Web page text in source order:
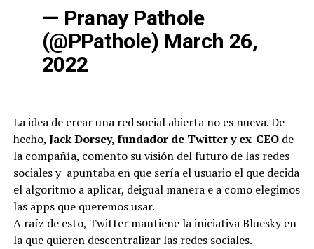
— Pranay Pathole
(@PPathole) March 26,
2022
La idea de crear una red social abierta no es nueva. De
hecho, Jack Dorsey, fundador de Twitter y ex-CEOde
la compañía, comento su visión del futuro de las redes
sociales y apuntaba en que sería el usuario el que decida
el algoritmo a aplicar, deigual manera e a como elegimos
las apps que queremos usar.
A raíz de esto, Twitter mantiene la iniciativa Bluesky en
la que quieren descentralizar las redes sociales.